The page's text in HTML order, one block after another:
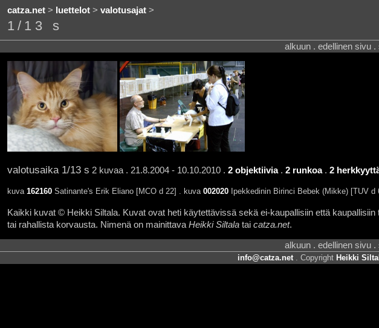
catza.net> luettelot> valotusajat>
1/13 s
alkuun . edellinen sivu .
valotusaika 1/13 s 2 kuvaa . 21.8.2004 - 10.10.2010 . 2 objektiivia. 2 runkoa. 2
kuva 162160Satinante's Erik Eliano [MCO d 22] . kuva 002020Ipekkedinin Birinci Bebek (Mikke) [TUV d
Kaikki kuvat © Heikki Siltala. Kuvat ovat heti käytettävissä sekä ei-kaupallisiin että kaupallisiin
tai rahallista korvausta. Nimenä on mainittava Heikki Siltalatai catza.net.
alkuun . edellinen sivu .
info@catza.net. Copyright Heikki